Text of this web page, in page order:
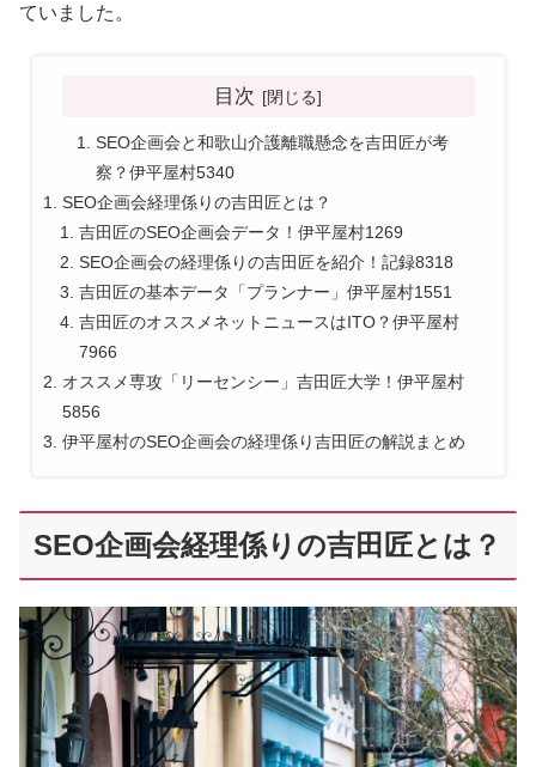
ていました。
目次
SEO企画会と和歌山介護離職懸念を吉田匠が考
察？伊平屋村5340
SEO企画会経理係りの吉田匠とは？
吉田匠のSEO企画会データ！伊平屋村1269
SEO企画会の経理係りの吉田匠を紹介！記録8318
吉田匠の基本データ「プランナー」伊平屋村1551
吉田匠のオススメネットニュースはITO？伊平屋村
7966
オススメ専攻「リーセンシー」吉田匠大学！伊平屋村
5856
伊平屋村のSEO企画会の経理係り吉田匠の解説まとめ
SEO企画会経理係りの吉田匠とは？